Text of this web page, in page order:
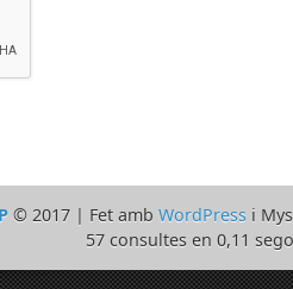
© 2017 | Fet amb WordPressi
57 consultes en 0,11